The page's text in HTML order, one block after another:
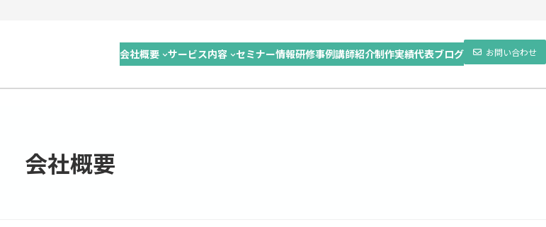
会社概要 サービス内容 セミナー情報研修事例講師紹介制作実績代表ブログ お問い合わせ
会社概要